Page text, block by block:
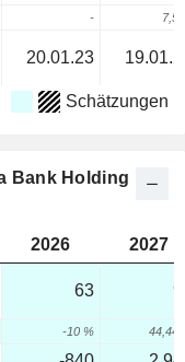
- 7,5
20.01.23
Schätzungen
Bank Holding
2026
2027
63
-10 % 44,44